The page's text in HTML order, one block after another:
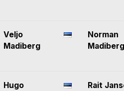
Veljo
Madiberg
Norman
Madiberg
Hugo
Rait